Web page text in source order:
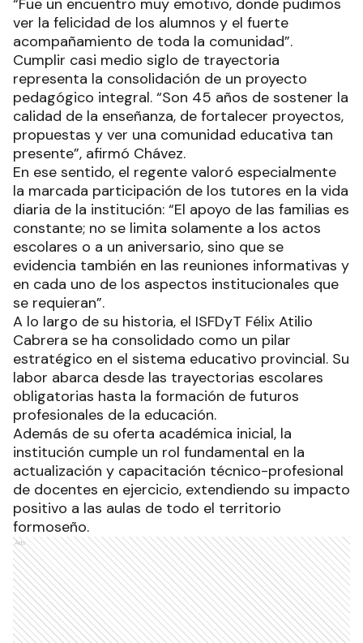
“Fue un encuentro muy emotivo, donde pudimos
ver la felicidad de los alumnos y el fuerte
acompañamiento de toda la comunidad”.
Cumplir casi medio siglo de trayectoria
representa la consolidación de un proyecto
pedagógico integral. “Son 45 años de sostener la
calidad de la enseñanza, de fortalecer proyectos,
propuestas y ver una comunidad educativa tan
presente”, afirmó Chávez.
En ese sentido, el regente valoró especialmente
la marcada participación de los tutores en la vida
diaria de la institución: “El apoyo de las familias es
constante; no se limita solamente a los actos
escolares o a un aniversario, sino que se
evidencia también en las reuniones informativas y
en cada uno de los aspectos institucionales que
se requieran”.
A lo largo de su historia, el ISFDyT Félix Atilio
Cabrera se ha consolidado como un pilar
estratégico en el sistema educativo provincial. Su
labor abarca desde las trayectorias escolares
obligatorias hasta la formación de futuros
profesionales de la educación.
Además de su oferta académica inicial, la
institución cumple un rol fundamental en la
actualización y capacitación técnico-profesional
de docentes en ejercicio, extendiendo su impacto
positivo a las aulas de todo el territorio
formoseño.
Ads